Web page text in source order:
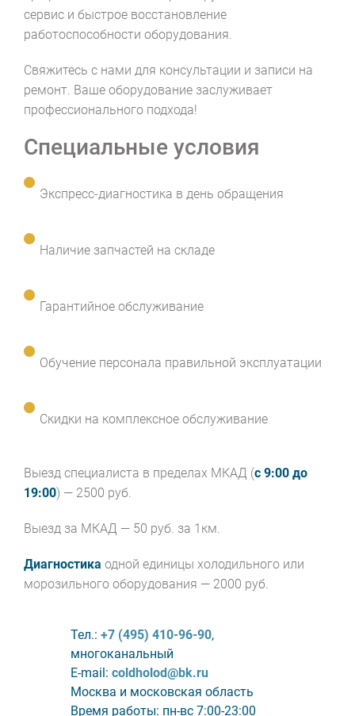
сервис и быстрое восстановление
работоспособности оборудования.
Свяжитесь с нами для консультации и записи на
ремонт. Ваше оборудование заслуживает
профессионального подхода!
Специальные условия
Экспресс-диагностика в день обращения
Наличие запчастей на складе
Гарантийное обслуживание
Обучение персонала правильной эксплуатации
Скидки на комплексное обслуживание
Выезд специалиста в пределах МКАД (с 9:00 до
19:00) — 2500 руб.
Выезд за МКАД — 50 руб. за 1км.
Диагностика одной единицы холодильного или
морозильного оборудования — 2000 руб.
Тел.: +7 (495) 410-96-90,
многоканальный
E-mail: coldholod@bk.ru
Москва и московская область
Время работы: пн-вс 7:00-23:00